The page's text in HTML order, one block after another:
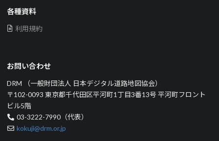
各種資料
利用規約
お問い合わせ
DRM （一般財団法人 日本デジタル道路地図協会）
〒102-0093 東京都千代田区平河町1丁目3番13号 平河町フロント
ビル5階
03-3222-7990（代表）
kokuji@drm.or.jp